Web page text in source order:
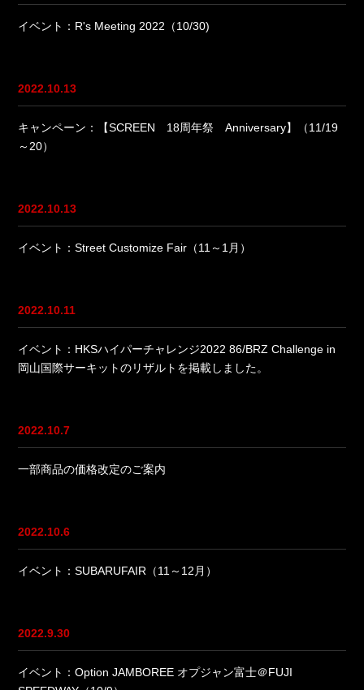
イベント：R's Meeting 2022（10/30)
2022.10.13
キャンペーン：【SCREEN 18周年祭 Anniversary】（11/19
～20）
2022.10.13
イベント：Street Customize Fair（11～1月）
2022.10.11
イベント：HKSハイパーチャレンジ2022 86/BRZ Challenge in
岡山国際サーキットのリザルトを掲載しました。
2022.10.7
一部商品の価格改定のご案内
2022.10.6
イベント：SUBARUFAIR（11～12月）
2022.9.30
イベント：Option JAMBOREE オプジャン富士＠FUJI